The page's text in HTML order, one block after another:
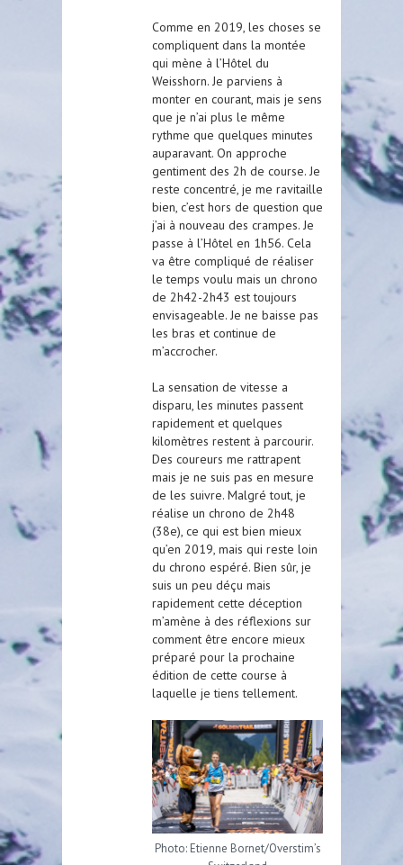
Comme en 2019, les choses se
compliquent dans la montée
qui mène à l’Hôtel du
Weisshorn. Je parviens à
monter en courant, mais je sens
que je n’ai plus le même
rythme que quelques minutes
auparavant. On approche
gentiment des 2h de course. Je
reste concentré, je me ravitaille
bien, c’est hors de question que
j’ai à nouveau des crampes. Je
passe à l’Hôtel en 1h56. Cela
va être compliqué de réaliser
le temps voulu mais un chrono
de 2h42-2h43 est toujours
envisageable. Je ne baisse pas
les bras et continue de
m’accrocher.
La sensation de vitesse a
disparu, les minutes passent
rapidement et quelques
kilomètres restent à parcourir.
Des coureurs me rattrapent
mais je ne suis pas en mesure
de les suivre. Malgré tout, je
réalise un chrono de 2h48
(38e), ce qui est bien mieux
qu’en 2019, mais qui reste loin
du chrono espéré. Bien sûr, je
suis un peu déçu mais
rapidement cette déception
m’amène à des réflexions sur
comment être encore mieux
préparé pour la prochaine
édition de cette course à
laquelle je tiens tellement.
Photo: Etienne Bornet/Overstim’s